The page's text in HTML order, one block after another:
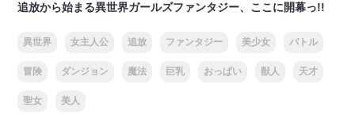
追放から始まる異世界ガールズファンタジー、ここに開幕っ!!
異世界 女主人公 追放 ファンタジー 美少女 バトル
冒険 ダンジョン 魔法 巨乳 おっぱい 獣人 天才
聖女 美人